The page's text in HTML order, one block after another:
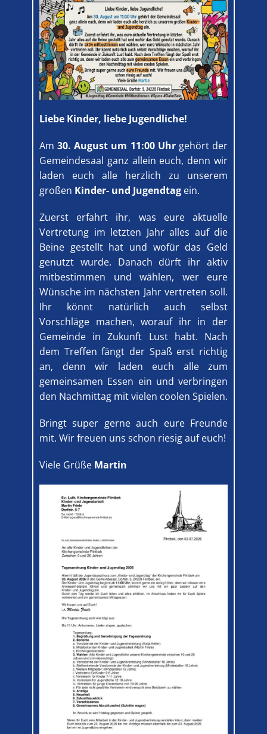
Liebe Kinder, liebe Jugendliche!
Am30. August um 11:00 Uhrgehört der
Gemeindesaal ganz allein euch, denn wir
laden euch alle herzlich zu unserem
großen Kinder- und Jugendtag ein.
Zuerst erfahrt ihr, was eure aktuelle
Vertretung im letzten Jahr alles auf die
Beine gestellt hat und wofür das Geld
genutzt wurde. Danach dürft ihr aktiv
mitbestimmen und wählen, wer eure
Wünsche im nächsten Jahr vertreten soll.
Ihr könnt natürlich auch selbst
Vorschläge machen, worauf ihr in der
Gemeinde in Zukunft Lust habt. Nach
dem Treffen fängt der Spaß erst richtig
an, denn wir laden euch alle zum
gemeinsamen Essen ein und verbringen
den Nachmittag mit vielen coolen Spielen.
Bringt super gerne auch eure Freunde
mit. Wir freuen uns schon riesig auf euch!
Viele Grüße Martin